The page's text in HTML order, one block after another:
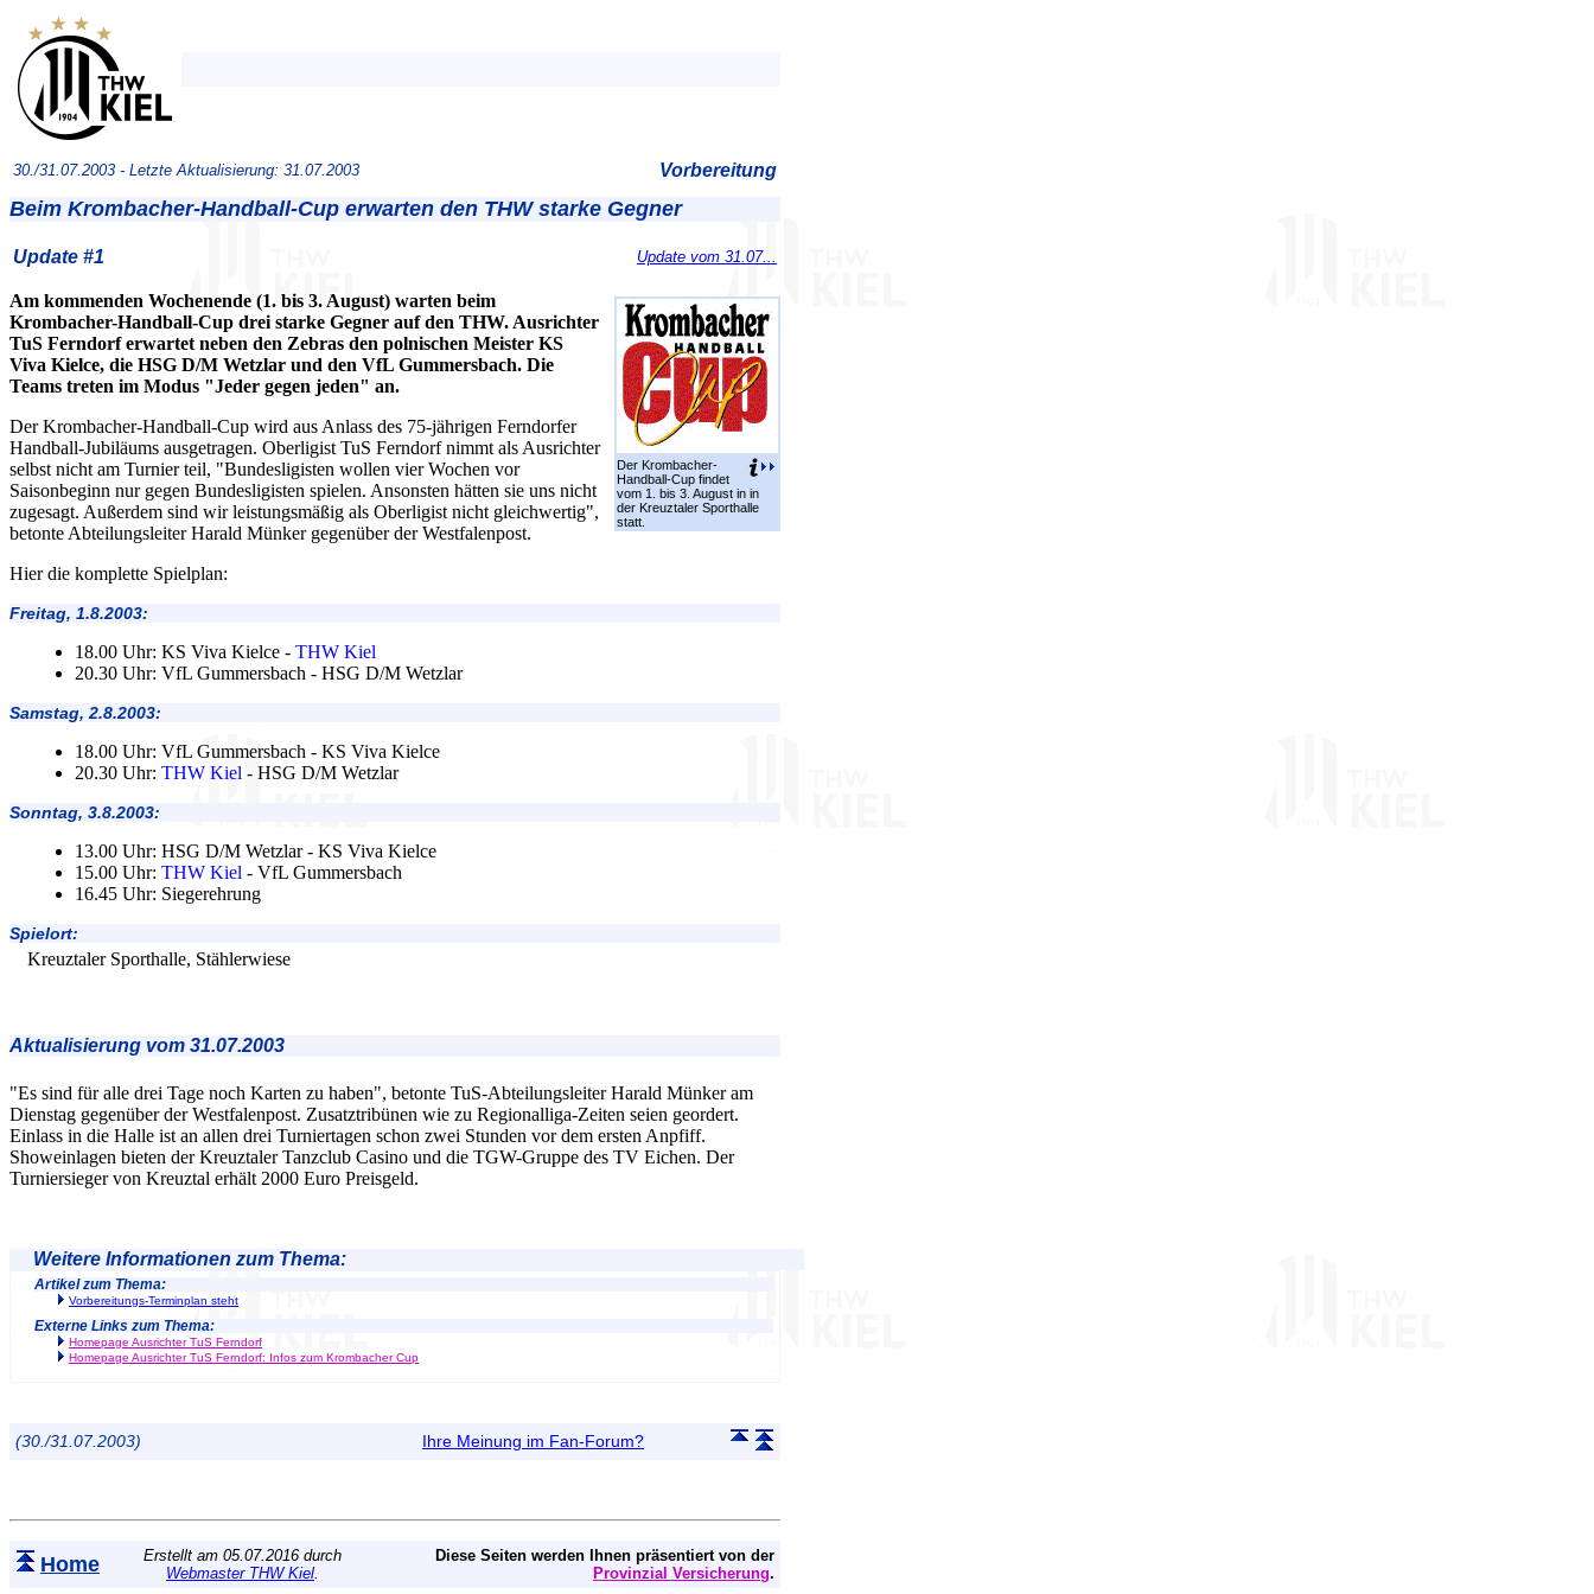
30./31.07.2003 - Letzte Aktualisierung: 31.07.2003 Vorbereitung
Beim Krombacher-Handball-Cup erwarten den THW starke Gegner
Update #1 Update vom 31.07...
Der Krombacher-
Handball-Cup findet
vom 1. bis 3. August in in
der Kreuztaler Sporthalle
statt.
Am kommenden Wochenende (1. bis 3. August) warten beim
Krombacher-Handball-Cup drei starke Gegner auf den THW. Ausrichter
TuS Ferndorf erwartet neben den Zebras den polnischen Meister KS
Viva Kielce, die HSG D/M Wetzlar und den VfL Gummersbach. Die
Teams treten im Modus "Jeder gegen jeden" an.
Der Krombacher-Handball-Cup wird aus Anlass des 75-jährigen Ferndorfer
Handball-Jubiläums ausgetragen. Oberligist TuS Ferndorf nimmt als Ausrichter
selbst nicht am Turnier teil, "Bundesligisten wollen vier Wochen vor
Saisonbeginn nur gegen Bundesligisten spielen. Ansonsten hätten sie uns nicht
zugesagt. Außerdem sind wir leistungsmäßig als Oberligist nicht gleichwertig",
betonte Abteilungsleiter Harald Münker gegenüber der Westfalenpost.
Hier die komplette Spielplan:
Freitag, 1.8.2003:
18.00 Uhr: KS Viva Kielce - THW Kiel
20.30 Uhr: VfL Gummersbach - HSG D/M Wetzlar
Samstag, 2.8.2003:
18.00 Uhr: VfL Gummersbach - KS Viva Kielce
20.30 Uhr: THW Kiel - HSG D/M Wetzlar
Sonntag, 3.8.2003:
13.00 Uhr: HSG D/M Wetzlar - KS Viva Kielce
15.00 Uhr: THW Kiel - VfL Gummersbach
16.45 Uhr: Siegerehrung
Spielort:
Kreuztaler Sporthalle, Stählerwiese
Aktualisierung vom 31.07.2003
"Es sind für alle drei Tage noch Karten zu haben", betonte TuS-Abteilungsleiter Harald Münker am
Dienstag gegenüber der Westfalenpost. Zusatztribünen wie zu Regionalliga-Zeiten seien geordert.
Einlass in die Halle ist an allen drei Turniertagen schon zwei Stunden vor dem ersten Anpfiff.
Showeinlagen bieten der Kreuztaler Tanzclub Casino und die TGW-Gruppe des TV Eichen. Der
Turniersieger von Kreuztal erhält 2000 Euro Preisgeld.
Weitere Informationen zum Thema:
Artikel zum Thema:
Vorbereitungs-Terminplan steht
Externe Links zum Thema:
Homepage Ausrichter TuS Ferndorf
Homepage Ausrichter TuS Ferndorf: Infos zum Krombacher Cup
(30./31.07.2003) Ihre Meinung im Fan-Forum?
Home
Erstellt am 05.07.2016 durch
Webmaster THW Kiel
Diese Seiten werden Ihnen präsentiert von der
Provinzial Versicherung.